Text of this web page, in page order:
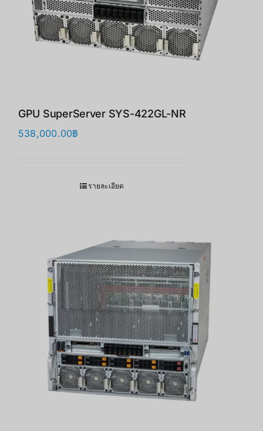
GPU SuperServer SYS-422GL-NR
538,000.00฿
รายละเอียด